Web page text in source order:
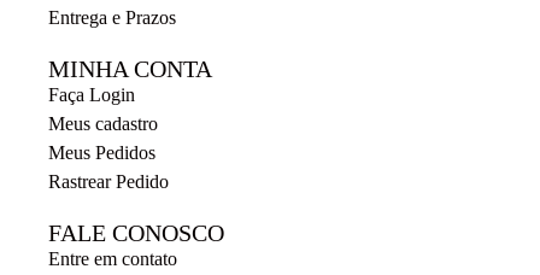
Entrega e Prazos
MINHA CONTA
Faça Login
Meus cadastro
Meus Pedidos
Rastrear Pedido
FALE CONOSCO
Entre em contato